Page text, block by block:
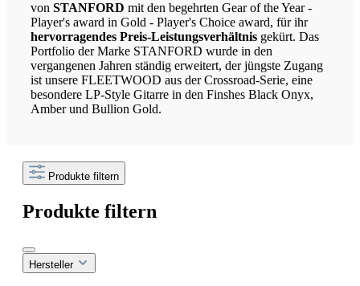
von STANFORD mit den begehrten Gear of the Year -
Player's award in Gold - Player's Choice award, für ihr
hervorragendes Preis-Leistungsverhältnis gekürt. Das
Portfolio der Marke STANFORD wurde in den
vergangenen Jahren ständig erweitert, der jüngste Zugang
ist unsere FLEETWOOD aus der Crossroad-Serie, eine
besondere LP-Style Gitarre in den Finshes Black Onyx,
Amber und Bullion Gold.
Produkte filtern
Produkte filtern
Hersteller